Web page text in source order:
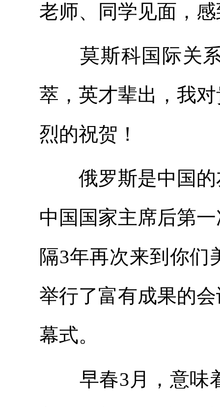
老师、同学见面，
莫斯科国际关系
萃，英才辈出，我
烈的祝贺！
俄罗斯是中国的
中国国家主席后第
隔3年再次来到你们
举行了富有成果的
幕式。
早春3月，意味着